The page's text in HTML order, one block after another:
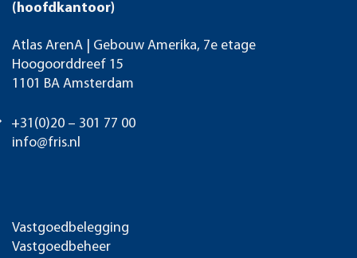
(hoofdkantoor)
Atlas ArenA | Gebouw Amerika, 7e etage
Hoogoorddreef 15
1101 BA Amsterdam
+31(0)20 – 301 77 00
info@fris.nl
Vastgoedbelegging
Vastgoedbeheer